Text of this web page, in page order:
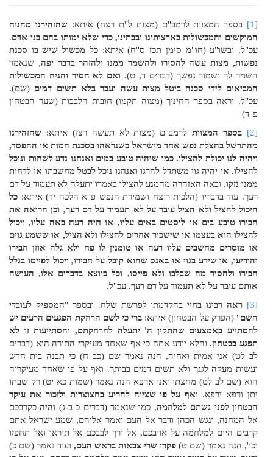
[1] בספר המצוות לרמב"ם (מצות ל"ת רצח) איתא:שהזהירנו מהניח
המוקשים והמכשולות בארצותינו ובבתינו, כדי שלא ימותו בהם בני אדם.
עכ"ל. ובשו"ע (חו"מ סימן תכז ס"ח) איתא:כל מכשול שיש בו סכנת
נפשות, מצות עשה להסירו ולהשמר ממנו ולהזהר בדבר יפה, שנאמר
השמר לך ושמור נפשך (דברים ד, ט). ואם לא הסיר והניח המכשולות
המביאים לידי סכנה ביטל מצות עשה ועבר בלא תשים דמים (שם).
עכ"ל. וראה בספר החינוך (מצוה תקמו) חובות הלבבות (שער הבטחון
פ"ד)
[2]
בספר המצוותלרמב"ם (מצות לא תעשה רצז) איתא: שהזהירנו
מהתרשל בהצלת נפש אחד מישראל כשנראהו בסכנת המות או ההפסד,
ויהיה לנו יכולת להצילו. כמו שיהיה טובע במים ואנחנו נדע לשחות ונוכל
להצילו. או יהיה גוי משתדל להרגו ואנחנו נוכל לבטל מחשבתו או לדחות
ממנו נזקו. ובאה האזהרה מהמנע להצילו באמרו יתעלה לא תעמוד על דם
רעך. עוד בדבריו (הלכות רוצח ושמירת הנפש פ"א הלכה יד) איתא: כל
היכול להציל ולא הציל עובר על לא תעמוד על דם רעך, וכן הרואה את
חבירו טובע בים או ליסטים באים עליו, או חיה רעה באה עליו, ויכול
להצילו הוא בעצמו או שישכור אחרים להצילו ולא הציל, או ששמע גוים
או מוסרים מחשבים עליו רעה או טומנין לו פח ולא גלה אוזן חבירו
והודיעו, או שידע בגוי או באנס שהוא קובל על חבירו, ויכול לפייסו בגלל
חבירו ולהסיר מה שבלבו ולא פייסו, וכל כיוצא בדברים אלו, העושה
אותם עובר על לא תעמוד על דם רעך. עכ"ל.
[3]
ראה רבינו בחייבהקדמתו לפרשת שלח. ובספר "המספיק לעובדי
השם" (הפרק על הבטחון) איתא: ברי כי לשם הרחקת הפגעים הרעים יש
להסתייע באמצעים שהתקין ה' יתעלה להרחקתם, והסתייעות זו לא
תפגע בבטחון. והלא יודע אתה כי אף שאחד מעיקרי התורה הוא (דברים
לב לט) אני אמית ואחיה, הנה נאמר שם (כב ח) כי תבנה בית חדש
ועשית מעקה לגגך ולא תשים דמים בביתך. ואף על פי שאחד מעיקריה
הוא (שם לב לט) מחצתי ואני ארפא הנה נאמר (שמות כא יט) רק שבתו
יתן ורפא ירפא. ואף על פי שציוה להריע בחצוצרות ולזכור את עיקר
הבטחון לפני גשתם למלחמה, כמו שנאמר (דברים כ ב-ג) והיה כקרבכם
אל המחנה, ונגש הכהן ודבר אל העם ואמר אליהם, שמע ישראל אתם
קרבים היום למלחמה על אויבכם, אל ירך לבבכם אל תיראו ואל תחפזו
וכו', הנה נאמר (שם ט) פקדו שרי צבאות בראש העם, ועוד נאמר (שם כ)